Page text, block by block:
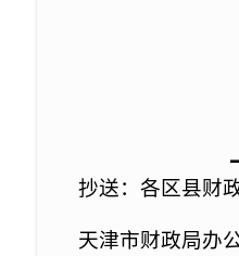
抄送：各区县财政
天津市财政局办